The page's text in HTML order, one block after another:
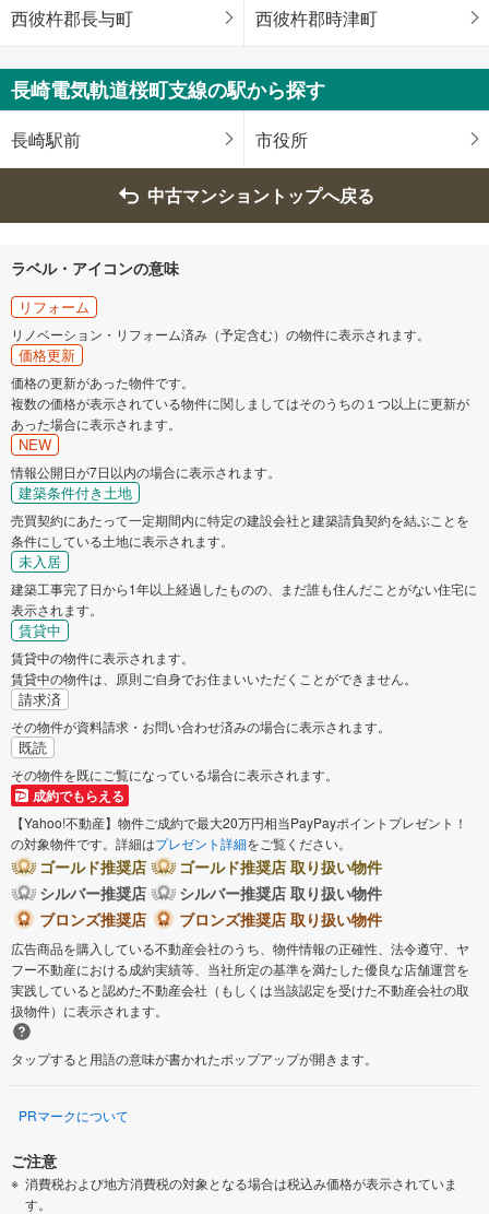
西彼杵郡長与町 西彼杵郡時津町
長崎電気軌道桜町支線の駅から探す
長崎駅前 市役所
中古マンショントップへ戻る
ラベル・アイコンの意味
リフォーム
リノベーション・リフォーム済み（予定含む）の物件に表示されます。
価格更新
価格の更新があった物件です。
複数の価格が表示されている物件に関しましてはそのうちの１つ以上に更新が
あった場合に表示されます。
NEW
情報公開日が7日以内の場合に表示されます。
建築条件付き土地
売買契約にあたって一定期間内に特定の建設会社と建築請負契約を結ぶことを
条件にしている土地に表示されます。
未入居
建築工事完了日から1年以上経過したものの、まだ誰も住んだことがない住宅に
表示されます。
賃貸中
賃貸中の物件に表示されます。
賃貸中の物件は、原則ご自身でお住まいいただくことができません。
請求済
その物件が資料請求・お問い合わせ済みの場合に表示されます。
既読
その物件を既にご覧になっている場合に表示されます。
成約でもらえる
【Yahoo!不動産】物件ご成約で最大20万円相当PayPayポイントプレゼント！
の対象物件です。詳細はプレゼント詳細をご覧ください。
ゴールド推奨店
ゴールド推奨店 取り扱い物件
シルバー推奨店
シルバー推奨店 取り扱い物件
ブロンズ推奨店
ブロンズ推奨店 取り扱い物件
広告商品を購入している不動産会社のうち、物件情報の正確性、法令遵守、ヤ
フー不動産における成約実績等、当社所定の基準を満たした優良な店舗運営を
実践していると認めた不動産会社（もしくは当該認定を受けた不動産会社の取
扱物件）に表示されます。
タップすると用語の意味が書かれたポップアップが開きます。
PRマークについて
ご注意
消費税および地方消費税の対象となる場合は税込み価格が表示されていま
す。